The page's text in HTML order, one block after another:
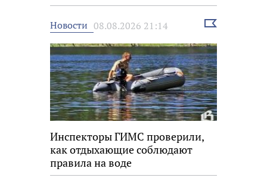
Новости 08.08.2026 21:14
Выбрать
Инспекторы ГИМС проверили,
как отдыхающие соблюдают
правила на воде